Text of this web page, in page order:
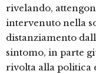
rivelando,
intervenuto nella
distanziamento
sintomo, in parte
rivolta alla politica